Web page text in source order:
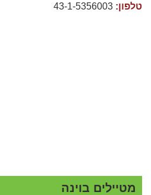
טלפון:
מטיילים בוינה